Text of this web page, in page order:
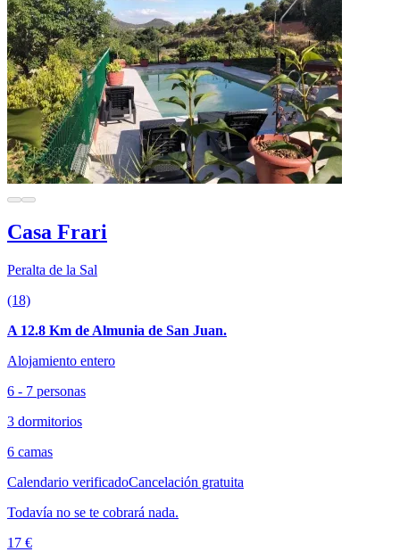
Casa Frari
Peralta de la Sal
(18)
A 12.8 Km de Almunia de San Juan.
Alojamiento entero
6 - 7 personas
3 dormitorios
6 camas
Calendario verificadoCancelación gratuita
Todavía no se te cobrará nada.
17 €